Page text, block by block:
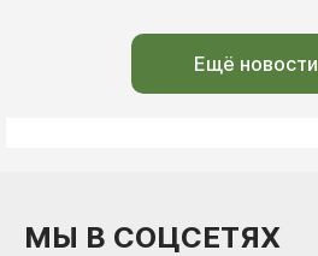
Ещё новости
МЫ В СОЦСЕТЯХ